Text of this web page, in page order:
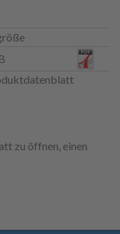
zu öffnen, einen